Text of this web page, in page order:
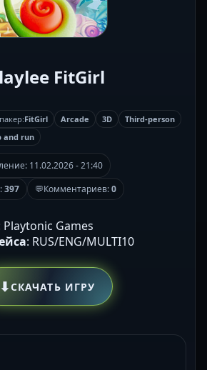
FitGirl
FitGirl Arcade 3D
Third-person
and run
11.02.2026 - 21:40
397 💬Комментариев:0
Playtonic Games
: RUS/ENG/MULTI10
⬇СКАЧАТЬ ИГРУ